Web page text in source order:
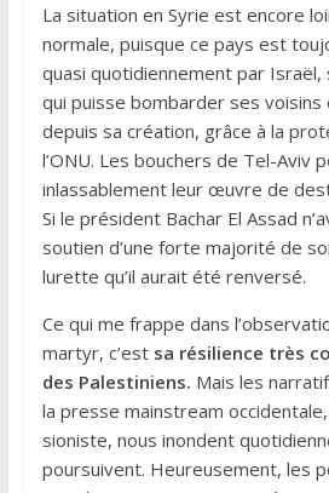
La situation en Syrie est encore
normale, puisque ce pays est
quasi quotidiennement par Israël,
qui puisse bombarder ses
depuis sa création, grâce à la
l’ONU. Les bouchers de Tel-Aviv
inlassablement leur œuvre de
Si le président Bachar El Assad
soutien d’une forte majorité de
lurette qu’il aurait été renversé.
Ce qui me frappe dans
martyr, c’est sa résilience très
des Palestiniens. Mais les
la presse mainstream
sioniste, nous inondent
poursuivent. Heureusement, les